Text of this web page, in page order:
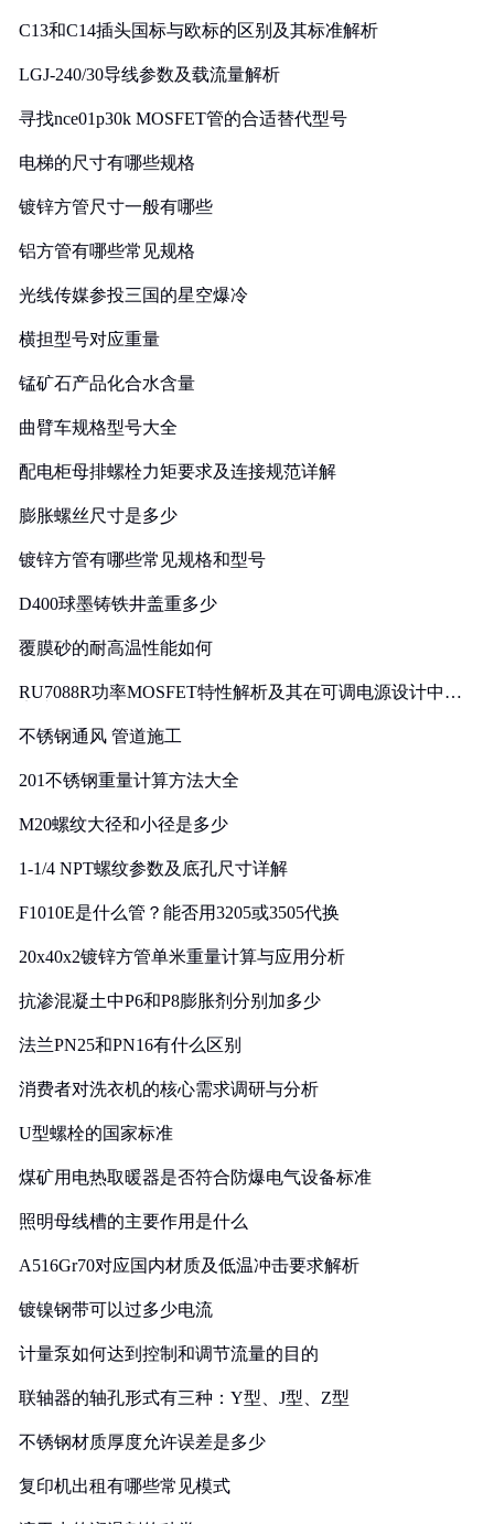
C13和C14插头国标与欧标的区别及其标准解析
LGJ-240/30导线参数及载流量解析
寻找nce01p30k MOSFET管的合适替代型号
电梯的尺寸有哪些规格
镀锌方管尺寸一般有哪些
铝方管有哪些常见规格
光线传媒参投三国的星空爆冷
横担型号对应重量
锰矿石产品化合水含量
曲臂车规格型号大全
配电柜母排螺栓力矩要求及连接规范详解
膨胀螺丝尺寸是多少
镀锌方管有哪些常见规格和型号
D400球墨铸铁井盖重多少
覆膜砂的耐高温性能如何
RU7088R功率MOSFET特性解析及其在可调电源设计中的
不锈钢通风 管道施工
201不锈钢重量计算方法大全
M20螺纹大径和小径是多少
1-1/4 NPT螺纹参数及底孔尺寸详解
F1010E是什么管？能否用3205或3505代换
20x40x2镀锌方管单米重量计算与应用分析
抗渗混凝土中P6和P8膨胀剂分别加多少
法兰PN25和PN16有什么区别
消费者对洗衣机的核心需求调研与分析
U型螺栓的国家标准
煤矿用电热取暖器是否符合防爆电气设备标准
照明母线槽的主要作用是什么
A516Gr70对应国内材质及低温冲击要求解析
镀镍钢带可以过多少电流
计量泵如何达到控制和调节流量的目的
联轴器的轴孔形式有三种：Y型、J型、Z型
不锈钢材质厚度允许误差是多少
复印机出租有哪些常见模式